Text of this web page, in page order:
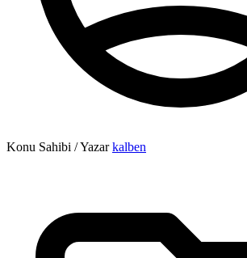
Konu Sahibi / Yazar kalben